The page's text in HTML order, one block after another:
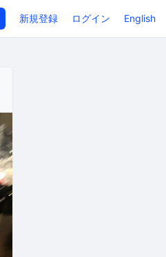
新規登録 ログイン English